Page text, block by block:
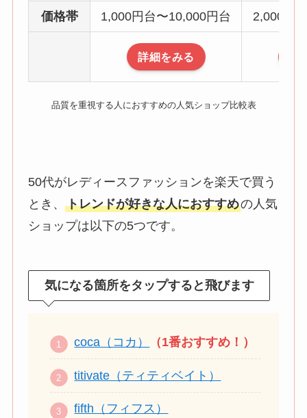
価格帯 1,000円台〜10,000円台 2,000円
詳細をみる
品質を重視する人におすすめの人気ショップ比較表
50代がレディースファッションを楽天で買う
とき、トレンドが好きな人におすすめの人気
ショップは以下の5つです。
気になる箇所をタップすると飛びます
coca（コカ） （1番おすすめ！）
titivate（ティティベイト）
fifth（フィフス）